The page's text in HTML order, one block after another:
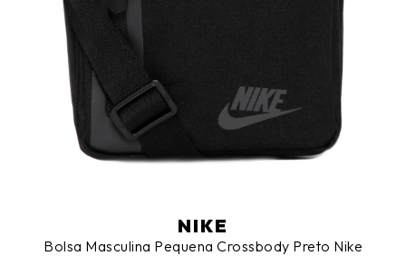
NIKE
Bolsa Masculina Pequena Crossbody Preto Nike